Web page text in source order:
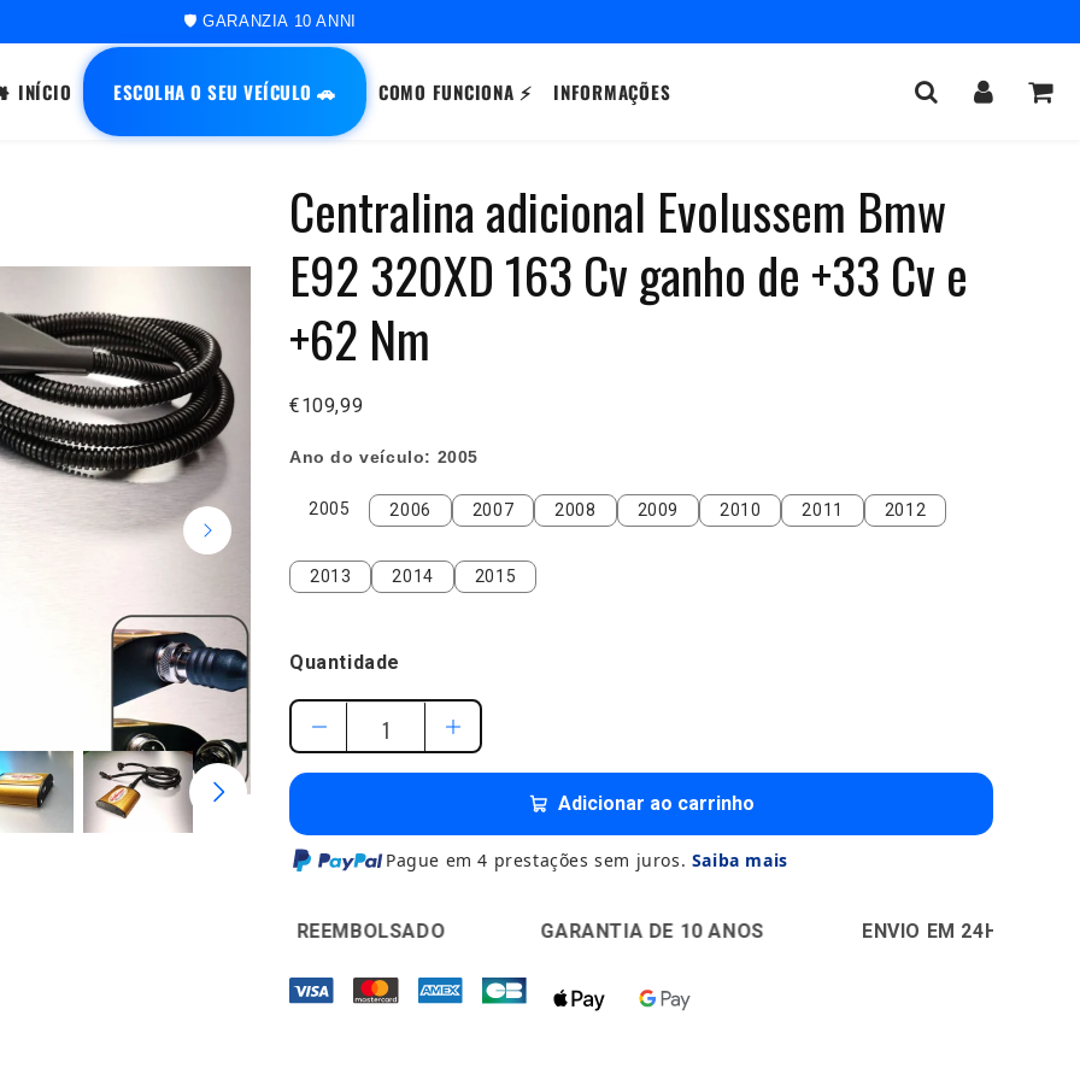
🚀 ORDINE SPEDITO ENTRO 48 ORE
INÍCIO ESCOLHA O SEU VEÍCULO 🚗 COMO FUNCIONA ⚡ INFORMAÇÕES
Centralina adicional Evolussem Bmw
E92 320XD 163 Cv ganho de +33 Cv e
+62 Nm
€109,99
Ano do veículo: 2005
2005
2005 2006
2006 2007
2007 2008
2008 2009
2009 2010
2010 2011
2011 2012
2012
2013
2013 2014
2014 2015
2015
Quantidade
Adicionar ao carrinho
Pague em 4 prestações sem juros. Saiba mais
OU REEMBOLSADO 🛡️GARANTIA DE 10 ANOS 🚚ENVIO EM 24H 🔒PAGAMENTO